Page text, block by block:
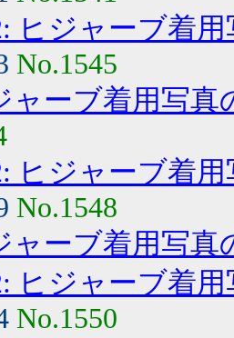
ヒジャーブ着
No.1545
ャーブ着用写真
ヒジャーブ着
No.1548
ャーブ着用写真
ヒジャーブ着
No.1550